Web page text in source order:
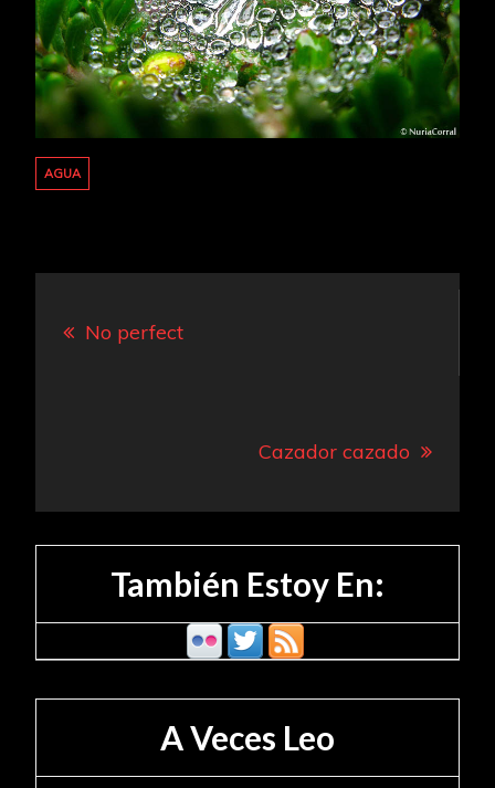
AGUA
No perfect
Cazador cazado
También Estoy En:
A Veces Leo